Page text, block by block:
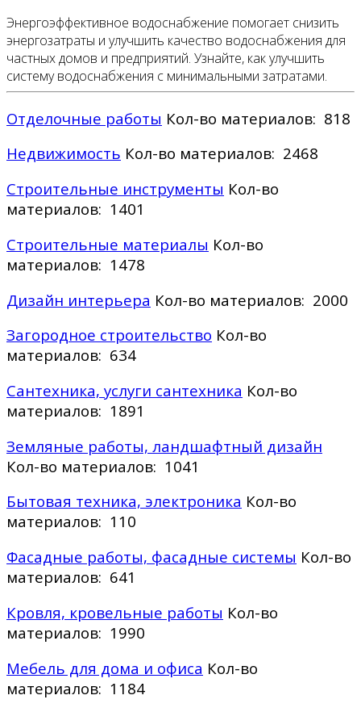
Энергоэффективное водоснабжение помогает снизить
энергозатраты и улучшить качество водоснабжения для
частных домов и предприятий. Узнайте, как улучшить
систему водоснабжения с минимальными затратами.
Отделочные работы Кол-во материалов: 818
Недвижимость Кол-во материалов: 2468
Строительные инструменты Кол-во
материалов: 1401
Строительные материалы Кол-во
материалов: 1478
Дизайн интерьера Кол-во материалов: 2000
Загородное строительство Кол-во
материалов: 634
Сантехника, услуги сантехника Кол-во
материалов: 1891
Земляные работы, ландшафтный дизайн
Кол-во материалов: 1041
Бытовая техника, электроника Кол-во
материалов: 110
Фасадные работы, фасадные системы Кол-во
материалов: 641
Кровля, кровельные работы Кол-во
материалов: 1990
Мебель для дома и офиса Кол-во
материалов: 1184